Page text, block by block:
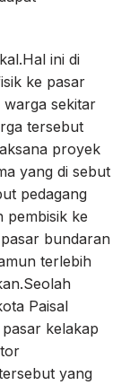
ini di
ke pasar
sekitar
tersebut
proyek
yang di sebut
pedagang
pembisik ke
bundaran
terlebih
Paisal
kelakap
yang